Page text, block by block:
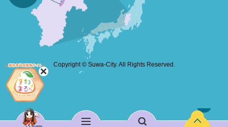
Copyright © Suwa-City. All Rights Reserved.